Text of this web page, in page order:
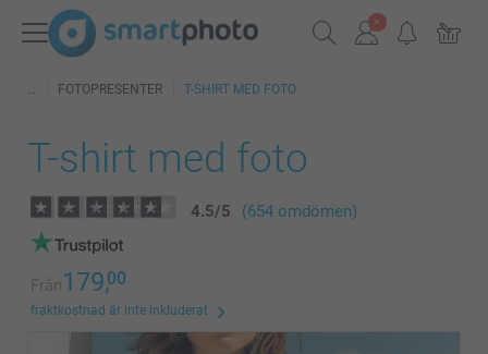
FOTOPRESENTER T-SHIRT MED FOTO
T-shirt med foto
4.5/5 (654 omdömen)
Från179,00
fraktkostnad är inte inkluderat